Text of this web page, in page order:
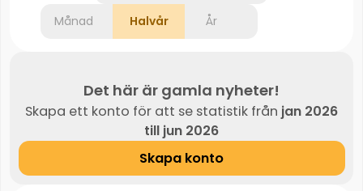
Månad Halvår År
Det här är gamla nyheter!
Skapa ett konto för att se statistik från jan 2026
till jun 2026
Skapa konto